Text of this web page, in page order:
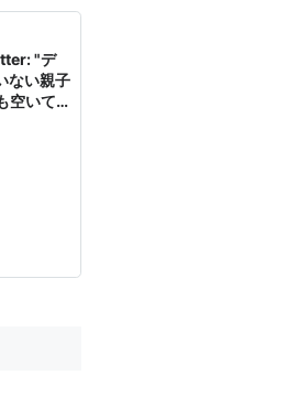
"デ
ない親子
空いて
…